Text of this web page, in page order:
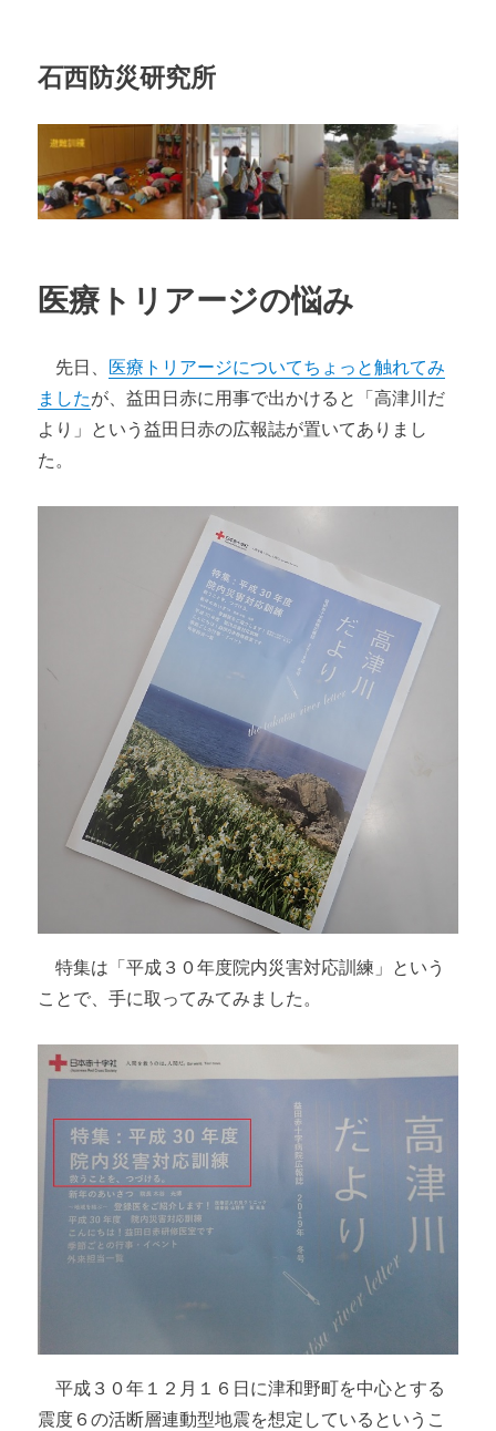
石西防災研究所
医療トリアージの悩み
先日、 医療トリアージについてちょっと触れてみ
ましたが、益田日赤に用事で出かけると「高津川だ
より」という益田日赤の広報誌が置いてありまし
た。
特集は「平成３０年度院内災害対応訓練」という
ことで、手に取ってみてみました。
平成３０年１２月１６日に津和野町を中心とする
震度６の活断層連動型地震を想定しているというこ